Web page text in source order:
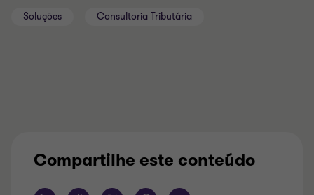
Soluções Consultoria Tributária
Compartilhe este conteúdo